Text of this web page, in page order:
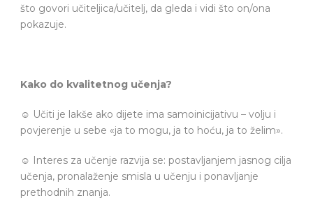
što govori učiteljica/učitelj, da gleda i vidi što on/ona
pokazuje.
Kako do kvalitetnog učenja?
☺ Učiti je lakše ako dijete ima samoinicijativu – volju i
povjerenje u sebe «ja to mogu, ja to hoću, ja to želim».
☺ Interes za učenje razvija se: postavljanjem jasnog cilja
učenja, pronalaženje smisla u učenju i ponavljanje
prethodnih znanja.